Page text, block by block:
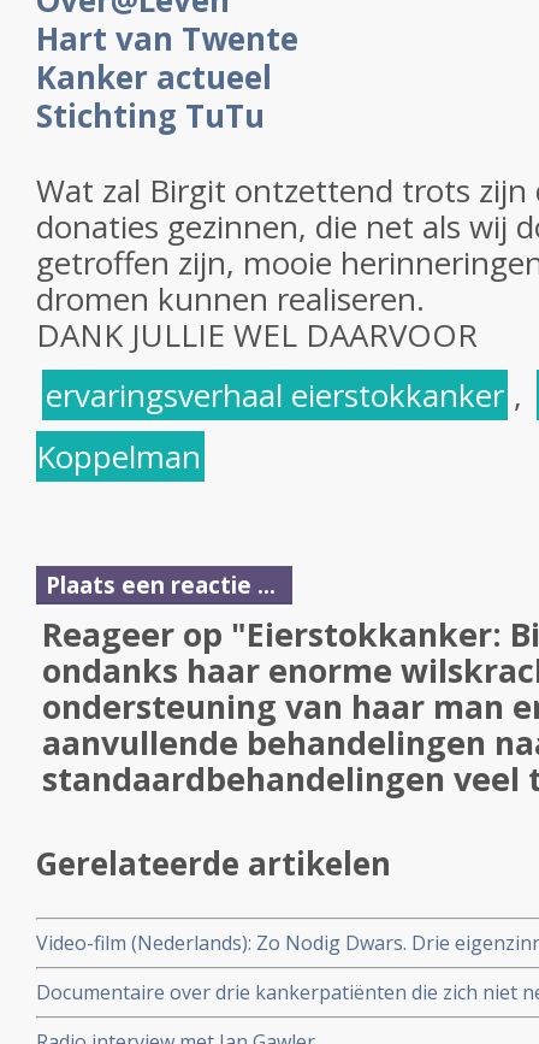
Hart van Twente
Kanker actueel
Stichting TuTu
Wat zal Birgit ontzettend trots zijn
donaties gezinnen, die net als wij
getroffen zijn, mooie
dromen kunnen realiseren.
DANK JULLIE WEL DAARVOOR
ervaringsverhaal eierstokkanker ,
Koppelman
Plaats een reactie ...
Reageer op "Eierstokkanker:
ondanks haar enorme
ondersteuning van haar man
aanvullende behandelingen
standaardbehandelingen veel
Gerelateerde artikelen
Video-film (Nederlands): Zo Nodig Dwars. Drie
genezing van kanker.
Documentaire over drie kankerpatiënten die zich niet
ongeneeslijk te zijn.